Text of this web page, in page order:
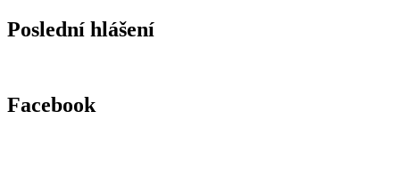
Poslední hlášení
Facebook